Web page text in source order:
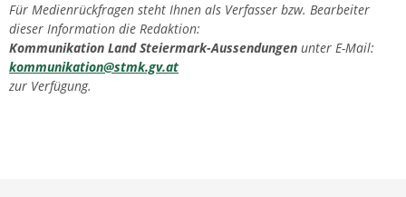
Für Medienrückfragen steht Ihnen als Verfasser bzw. Bearbeiter
dieser Information die Redaktion:
Kommunikation Land Steiermark-Aussendungen unter E-Mail:
kommunikation@stmk.gv.at
zur Verfügung.